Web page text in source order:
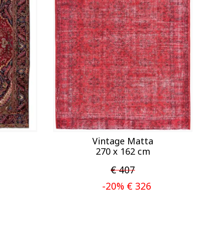
Vintage Matta
270 x 162 cm
€ 407
-20% € 326